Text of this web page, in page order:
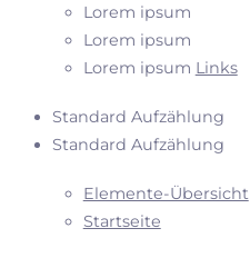
Lorem ipsum
Lorem ipsum
Lorem ipsum Links
Standard Aufzählung
Standard Aufzählung
Elemente-Übersicht
Startseite